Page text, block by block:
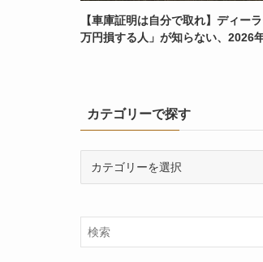
【車庫証明は自分で取れ】ディー
万円損する人」が知らない、2026
カテゴリーで探す
ー
で